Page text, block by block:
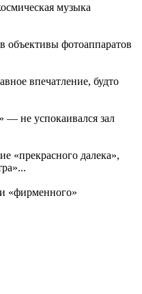
музыка
объективы фотоаппаратов
впечатление, будто
— не успокаивался зал
«прекрасного далека»,
«фирменного»